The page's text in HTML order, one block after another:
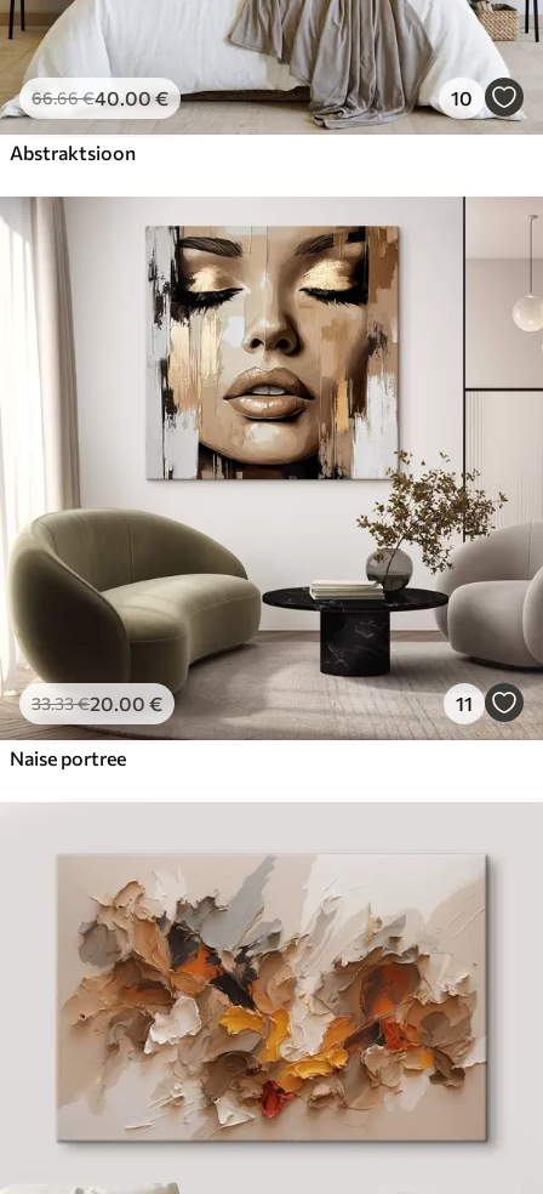
66.66€40.00€ 10
Abstraktsioon
33.33€20.00 € 11
Naise portree